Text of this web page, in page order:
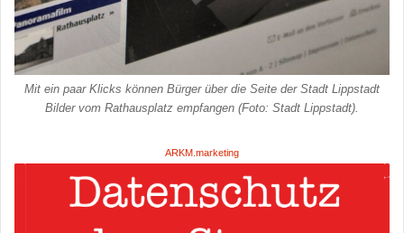
Mit ein paar Klicks können Bürger über die Seite der Stadt Lippstadt
Bilder vom Rathausplatz empfangen (Foto: Stadt Lippstadt).
ARKM.marketing